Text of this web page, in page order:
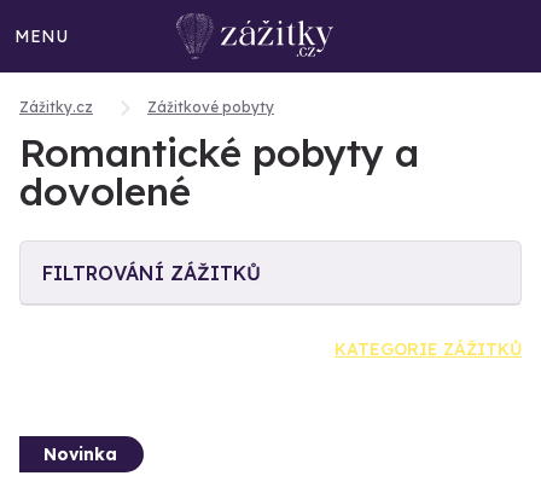
MENU
Zážitky.cz Zážitkové pobyty
Romantické pobyty a
dovolené
FILTROVÁNÍ ZÁŽITKŮ
KATEGORIE ZÁŽITKŮ
Novinka